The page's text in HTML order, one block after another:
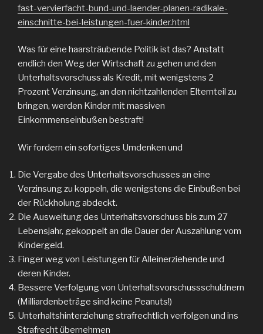
fast-vervierfacht-bund-und-laender-planen-radikale-
einschnitte-bei-leistungen-fuer-kinder.html
Was für eine haarsträubende Politik ist das? Anstatt
endlich den Weg der Wirtschaft zu gehen und den
Unterhaltsvorschuss als Kredit, mit wenigstens 2
Prozent Verzinsung, an den nichtzahlenden Elternteil zu
bringen, werden Kinder mit massiven
Einkommenseinbußen bestraft!
Wir fordern ein sofortiges Umdenken und
Die Vergabe des Unterhaltsvorschusses an eine
Verzinsung zu koppeln, die wenigstens die Einbußen bei
der Rückholung abdeckt.
Die Ausweitung des Unterhaltsvorschuss bis zum 27
Lebensjahr, gekoppelt an die Dauer der Auszahlung vom
Kindergeld.
Finger weg von Leistungen für Alleinerziehende und
deren Kinder.
Bessere Verfolgung von Unterhaltsvorschussschuldnern
(Milliardenbeträge sind keine Peanuts!)
Unterhaltshinterziehung strafrechtlich verfolgen und ins
Strafrecht übernehmen